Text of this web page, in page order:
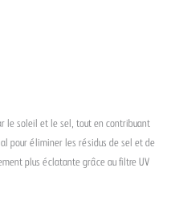
le soleil et le sel, tout en contribuant
pour éliminer les résidus de sel et de
plus éclatante grâce au filtre UV